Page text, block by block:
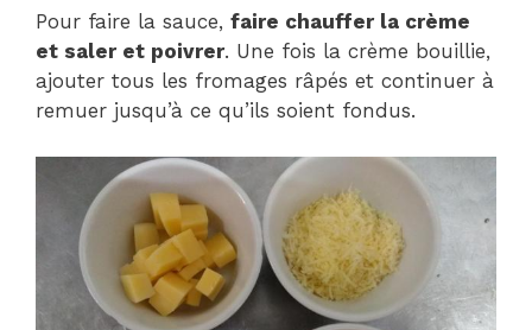
Pour faire la sauce, faire chauffer la crème
et saler et poivrer. Une fois la crème bouillie,
ajouter tous les fromages râpés et continuer à
remuer jusqu’à ce qu’ils soient fondus.